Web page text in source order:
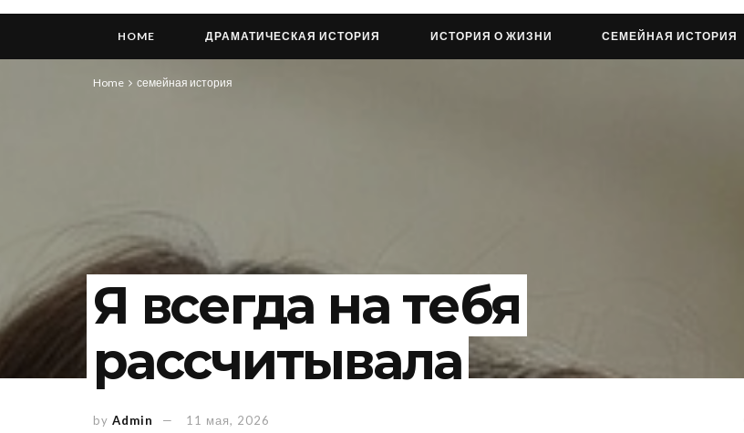
HOME ДРАМАТИЧЕСКАЯ ИСТОРИЯ ИСТОРИЯ О ЖИЗНИ СЕМЕЙНАЯ ИСТОРИЯ
Home семейная история
Я всегда на тебя
рассчитывала
by Admin 11 мая, 2026